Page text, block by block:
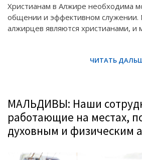
Христианам в Алжире необходима
общении и эффективном служении.
алжирцев являются христианами, и
МАЛЬДИВЫ: Наши
работающие на местах,
духовным и физическим